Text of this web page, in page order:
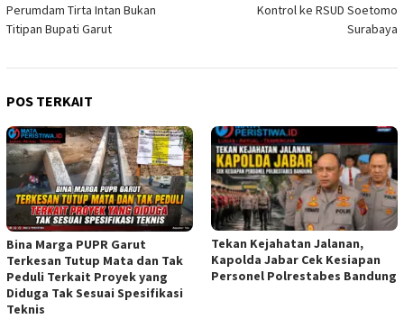
Perumdam Tirta Intan Bukan
Titipan Bupati Garut
Kontrol ke RSUD Soetomo
Surabaya
POS TERKAIT
Bina Marga PUPR Garut
Terkesan Tutup Mata dan Tak
Peduli Terkait Proyek yang
Diduga Tak Sesuai Spesifikasi
Teknis
Tekan Kejahatan Jalanan,
Kapolda Jabar Cek Kesiapan
Personel Polrestabes Bandung